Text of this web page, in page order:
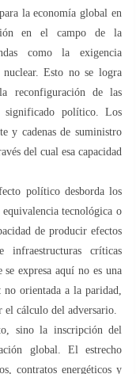
la economía global en
en el campo de la
como la exigencia
nuclear. Esto no se logra
reconfiguración de las
significado político. Los
y cadenas de suministro
del cual esa capacidad
político desborda los
tecnológica o
de producir efectos
infraestructuras críticas
expresa aquí no es una
orientada a la paridad,
el cálculo del adversario.
sino la inscripción del
global. El estrecho
contratos energéticos y